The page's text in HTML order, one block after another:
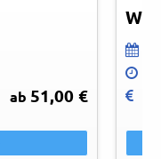
ab 51,00 €